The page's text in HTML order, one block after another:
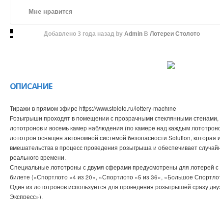
Мне нравится
Добавлено 3 года назадby AdminВ Лотереи Столото
ОПИСАНИЕ
Тиражи в прямом эфире https://www.stoloto.ru/lottery-machine
Розыгрыши проходят в помещении с прозрачными стеклянными стенами,
лототронов и восемь камер наблюдения (по камере над каждым
лототрон оснащен автономной системой безопасности Solution, которая
вмешательства в процесс проведения розыгрыша и обеспечивает
реального времени.
Специальные лототроны с двумя сферами предусмотрены для лотерей
билете («Спортлото «4 из 20», «Спортлото «5 из 36», «Большое
Один из лототронов используется для проведения розыгрышей сразу
Экспресс»).